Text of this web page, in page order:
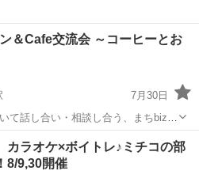
＆Cafe交流会 ～コーヒーとお
7月30日
て話し合い・相談し合う、まちbiz会
で安心して相談・仲間作りができま
ザ駅 ワークショップ
ラオケ×ボイトレ♪ミチコの部
8/9,30開催